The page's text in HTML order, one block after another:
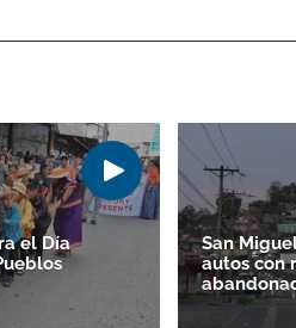
el Día
San
autos con